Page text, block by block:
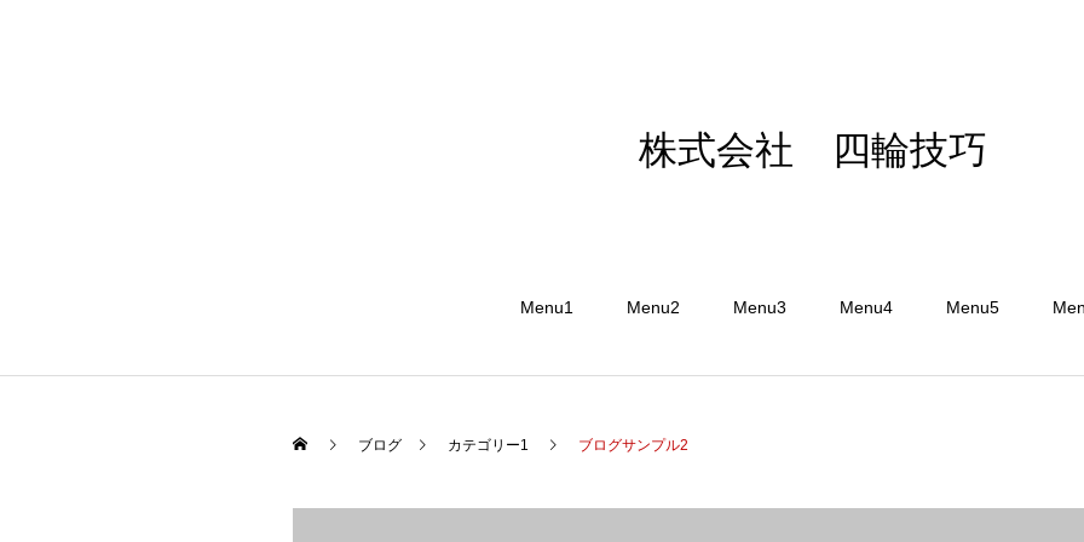
株式会社 四輪技巧
Menu1 Menu2 Menu3 Menu4 Menu5
ブログ カテゴリー1 ブログサンプル2